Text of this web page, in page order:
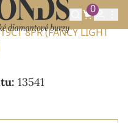
0
NABÍDKA
8PR (FANCY LIGHT
13541